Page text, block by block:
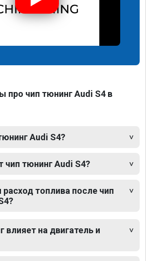
про чип тюнинг Audi S4 в
Audi S4?
чип тюнинг Audi S4?
расход топлива после чип
влияет на двигатель и